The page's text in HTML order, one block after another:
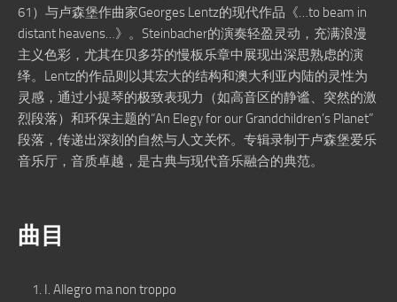
61）与卢森堡作曲家Georges Lentz的现代作品《…to beam in
distant heavens…》。Steinbacher的演奏轻盈灵动，充满浪漫
主义色彩，尤其在贝多芬的慢板乐章中展现出深思熟虑的演
绎。Lentz的作品则以其宏大的结构和澳大利亚内陆的灵性为
灵感，通过小提琴的极致表现力（如高音区的静谧、突然的激
烈段落）和环保主题的“An Elegy for our Grandchildren’s Planet”
段落，传递出深刻的自然与人文关怀。专辑录制于卢森堡爱乐
音乐厅，音质卓越，是古典与现代音乐融合的典范。
曲目
I. Allegro ma non troppo